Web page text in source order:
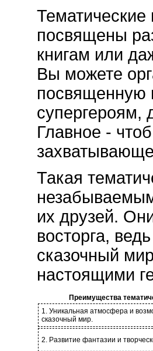
Тематические
посвящены
книгам или
Вы можете
посвященную
супергероям,
Главное -
Такая
их друзей.
восторга,
сказочный
настоящими
Преимущества
1. Уникальная атмосфера и
сказочный мир.
2. Развитие фантазии и